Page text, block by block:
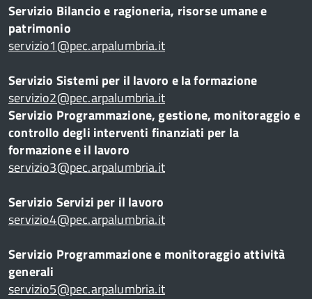
Servizio Bilancio e ragioneria, risorse umane e
patrimonio
servizio1@pec.arpalumbria.it
Servizio Sistemi per il lavoro e la formazione
servizio2@pec.arpalumbria.it
Servizio Programmazione, gestione, monitoraggio e
controllo degli interventi finanziati per la
formazione e il lavoro
servizio3@pec.arpalumbria.it
Servizio Servizi per il lavoro
servizio4@pec.arpalumbria.it
Servizio Programmazione e monitoraggio attività
generali
servizio5@pec.arpalumbria.it